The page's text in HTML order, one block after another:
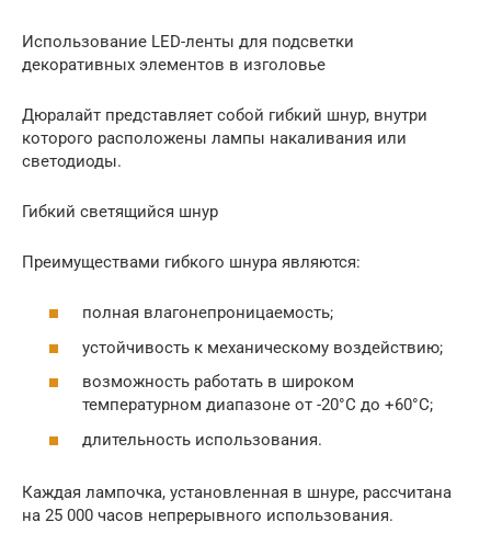
Использование LED-ленты для подсветки
декоративных элементов в изголовье
Дюралайт представляет собой гибкий шнур, внутри
которого расположены лампы накаливания или
светодиоды.
Гибкий светящийся шнур
Преимуществами гибкого шнура являются:
полная влагонепроницаемость;
устойчивость к механическому воздействию;
возможность работать в широком
температурном диапазоне от -20°С до +60°С;
длительность использования.
Каждая лампочка, установленная в шнуре, рассчитана
на 25 000 часов непрерывного использования.